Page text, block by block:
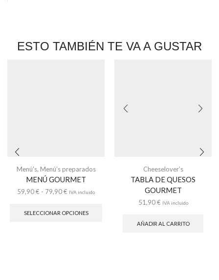
ESTO TAMBIÉN TE VA A GUSTAR
Menú's, Menú’s preparados
MENÚ GOURMET
59,90€ - 79,90€ IVA incluido
SELECCIONAR OPCIONES
Cheeselover’s
TABLA DE QUESOS
GOURMET
51,90€ IVA incluido
AÑADIR AL CARRITO